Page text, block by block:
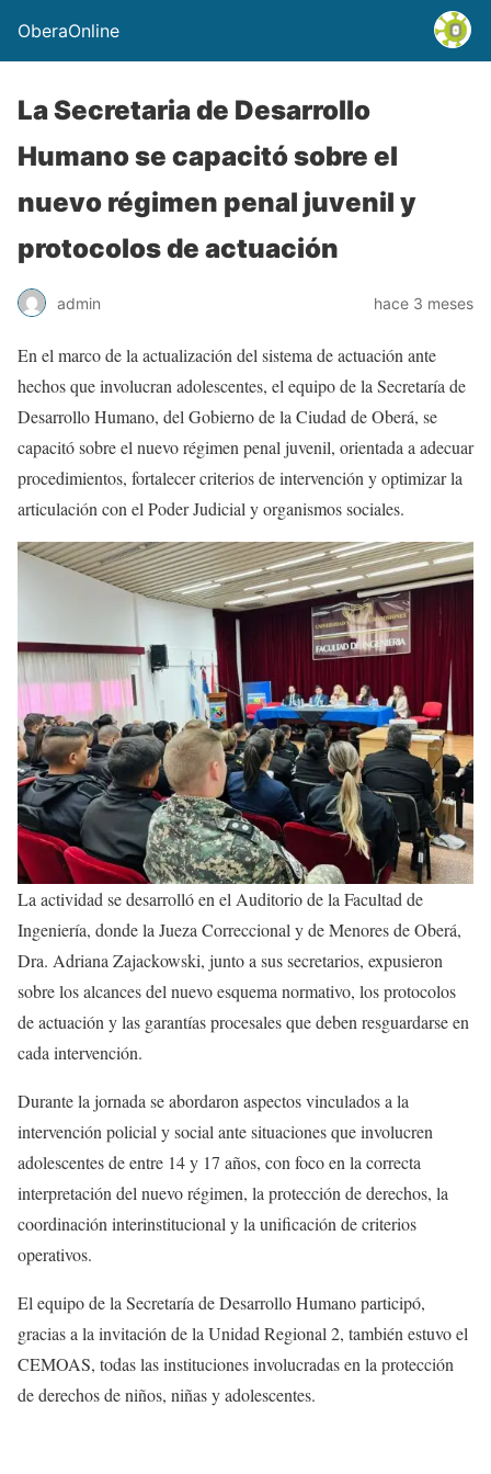
OberaOnline
La Secretaria de Desarrollo
Humano se capacitó sobre el
nuevo régimen penal juvenil y
protocolos de actuación
admin hace 3 meses
En el marco de la actualización del sistema de actuación ante
hechos que involucran adolescentes, el equipo de la Secretaría de
Desarrollo Humano, del Gobierno de la Ciudad de Oberá, se
capacitó sobre el nuevo régimen penal juvenil, orientada a adecuar
procedimientos, fortalecer criterios de intervención y optimizar la
articulación con el Poder Judicial y organismos sociales.
La actividad se desarrolló en el Auditorio de la Facultad de
Ingeniería, donde la Jueza Correccional y de Menores de Oberá,
Dra. Adriana Zajackowski, junto a sus secretarios, expusieron
sobre los alcances del nuevo esquema normativo, los protocolos
de actuación y las garantías procesales que deben resguardarse en
cada intervención.
Durante la jornada se abordaron aspectos vinculados a la
intervención policial y social ante situaciones que involucren
adolescentes de entre 14 y 17 años, con foco en la correcta
interpretación del nuevo régimen, la protección de derechos, la
coordinación interinstitucional y la unificación de criterios
operativos.
El equipo de la Secretaría de Desarrollo Humano participó,
gracias a la invitación de la Unidad Regional 2, también estuvo el
CEMOAS, todas las instituciones involucradas en la protección
de derechos de niños, niñas y adolescentes.